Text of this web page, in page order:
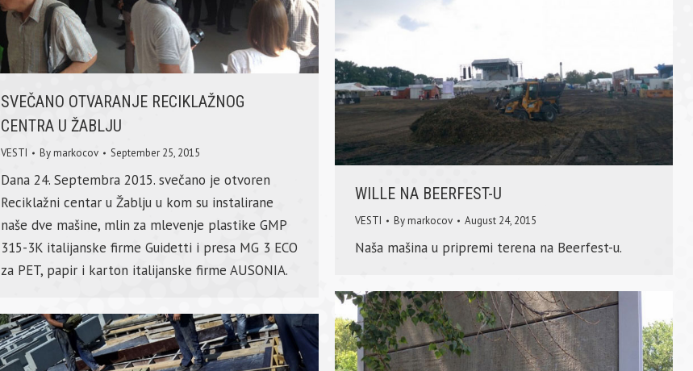
SVEČANO OTVARANJE RECIKLAŽNOG
CENTRA U ŽABLJU
VESTI By markocov September 25, 2015
Dana 24. Septembra 2015. svečano je otvoren
Reciklažni centar u Žablju u kom su instalirane
naše dve mašine, mlin za mlevenje plastike GMP
315-3K italijanske firme Guidetti i presa MG 3 ECO
za PET, papir i karton italijanske firme AUSONIA.
WILLE NA BEERFEST-U
VESTI By markocov August 24, 2015
Naša mašina u pripremi terena na Beerfest-u.